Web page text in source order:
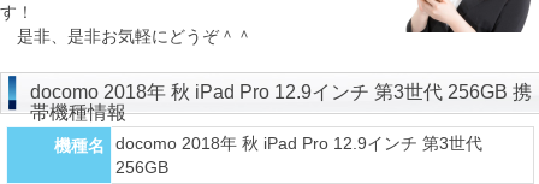
す！
是非、是非お気軽にどうぞ＾＾
docomo 2018年 秋 iPad Pro 12.9インチ 第3世代 256GB 携
帯機種情報
機種名
docomo 2018年 秋 iPad Pro 12.9インチ 第3世代
256GB